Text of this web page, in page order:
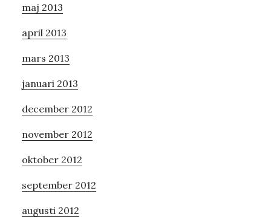
maj 2013
april 2013
mars 2013
januari 2013
december 2012
november 2012
oktober 2012
september 2012
augusti 2012